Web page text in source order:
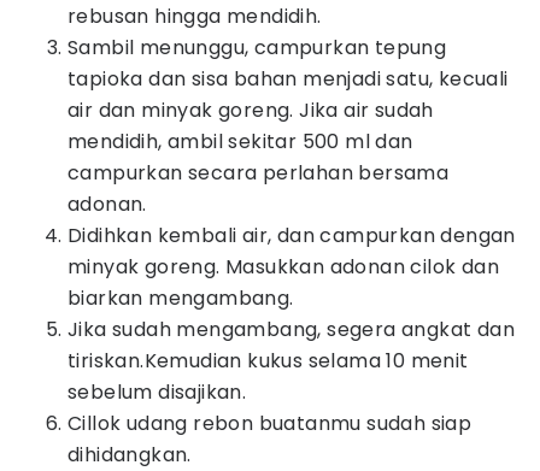
rebusan hingga mendidih.
Sambil menunggu, campurkan tepung
tapioka dan sisa bahan menjadi satu, kecuali
air dan minyak goreng. Jika air sudah
mendidih, ambil sekitar 500 ml dan
campurkan secara perlahan bersama
adonan.
Didihkan kembali air, dan campurkan dengan
minyak goreng. Masukkan adonan cilok dan
biarkan mengambang.
Jika sudah mengambang, segera angkat dan
tiriskan.Kemudian kukus selama 10 menit
sebelum disajikan.
Cillok udang rebon buatanmu sudah siap
dihidangkan.